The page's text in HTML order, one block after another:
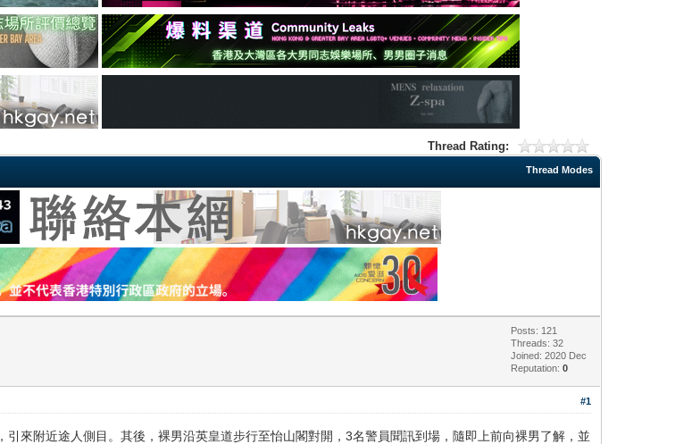
Thread Rating:
Thread Modes
Posts: 121
Threads: 32
Joined: 2020 Dec
Reputation:0
#1
來附近途人側目。其後，裸男沿英皇道步行至怡山閣對開，3名警員聞訊到場，隨即上前向裸男了解，並